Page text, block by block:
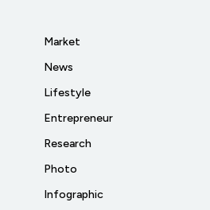
Market
News
Lifestyle
Entrepreneur
Research
Photo
Infographic